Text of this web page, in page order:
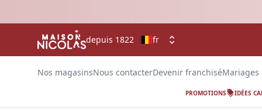
depuis 1822 fr
Nos magasinsNous contacterDevenir franchiséMariages
PROMOTIONS IDÉES